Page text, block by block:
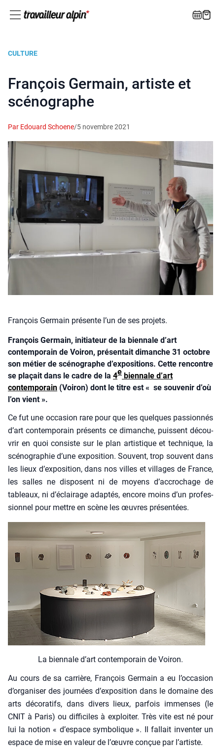
CULTURE
François Germain, artiste et
scénographe
Par Edouard Schoene/5 novembre 2021
François Germain présente l’un de ses projets.
François Germain, initiateur de la biennale d’art
contemporain de Voiron, présentait dimanche 31 octobre
son métier de scénographe d’expositions. Cette rencontre
se plaçait dans le cadre de la 4e biennale d’art
contemporain (Voiron) dont le titre est « se souvenir d’où
l’on vient ».
Ce fut une occa­sion rare pour que les quelques pas­sion­nés
d’art contem­po­rain pré­sents ce dimanche, puissent décou­
vrir en quoi consiste sur le plan artis­tique et tech­nique, la
scé­no­gra­phie d’une expo­si­tion. Sou­vent, trop sou­vent dans
les lieux d’exposition, dans nos villes et vil­lages de France,
les salles ne dis­posent ni de moyens d’accrochage de
tableaux, ni d’éclairage adap­tés, encore moins d’un pro­fes­
sion­nel pour mettre en scène les œuvres pré­sen­tées.
La bien­nale d’art contem­po­rain de Voi­ron.
Au cours de sa car­rière, Fran­çois Ger­main a eu l’occasion
d’organiser des jour­nées d’exposition dans le domaine des
arts déco­ra­tifs, dans divers lieux, par­fois immenses (le
CNIT à Paris) ou dif­fi­ciles à exploi­ter. Très vite est né pour
lui la notion « d’espace sym­bo­lique ». Il fal­lait inven­ter un
espace de mise en valeur de l’œuvre conçue par l’artiste.